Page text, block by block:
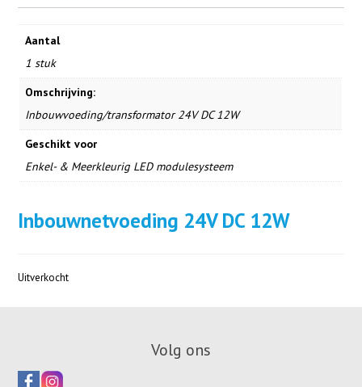
Aantal
1 stuk
Omschrijving:
Inbouwvoeding/transformator 24V DC 12W
Geschikt voor
Enkel- & Meerkleurig LED modulesysteem
Inbouwnetvoeding 24V DC 12W
Uitverkocht
Volg ons